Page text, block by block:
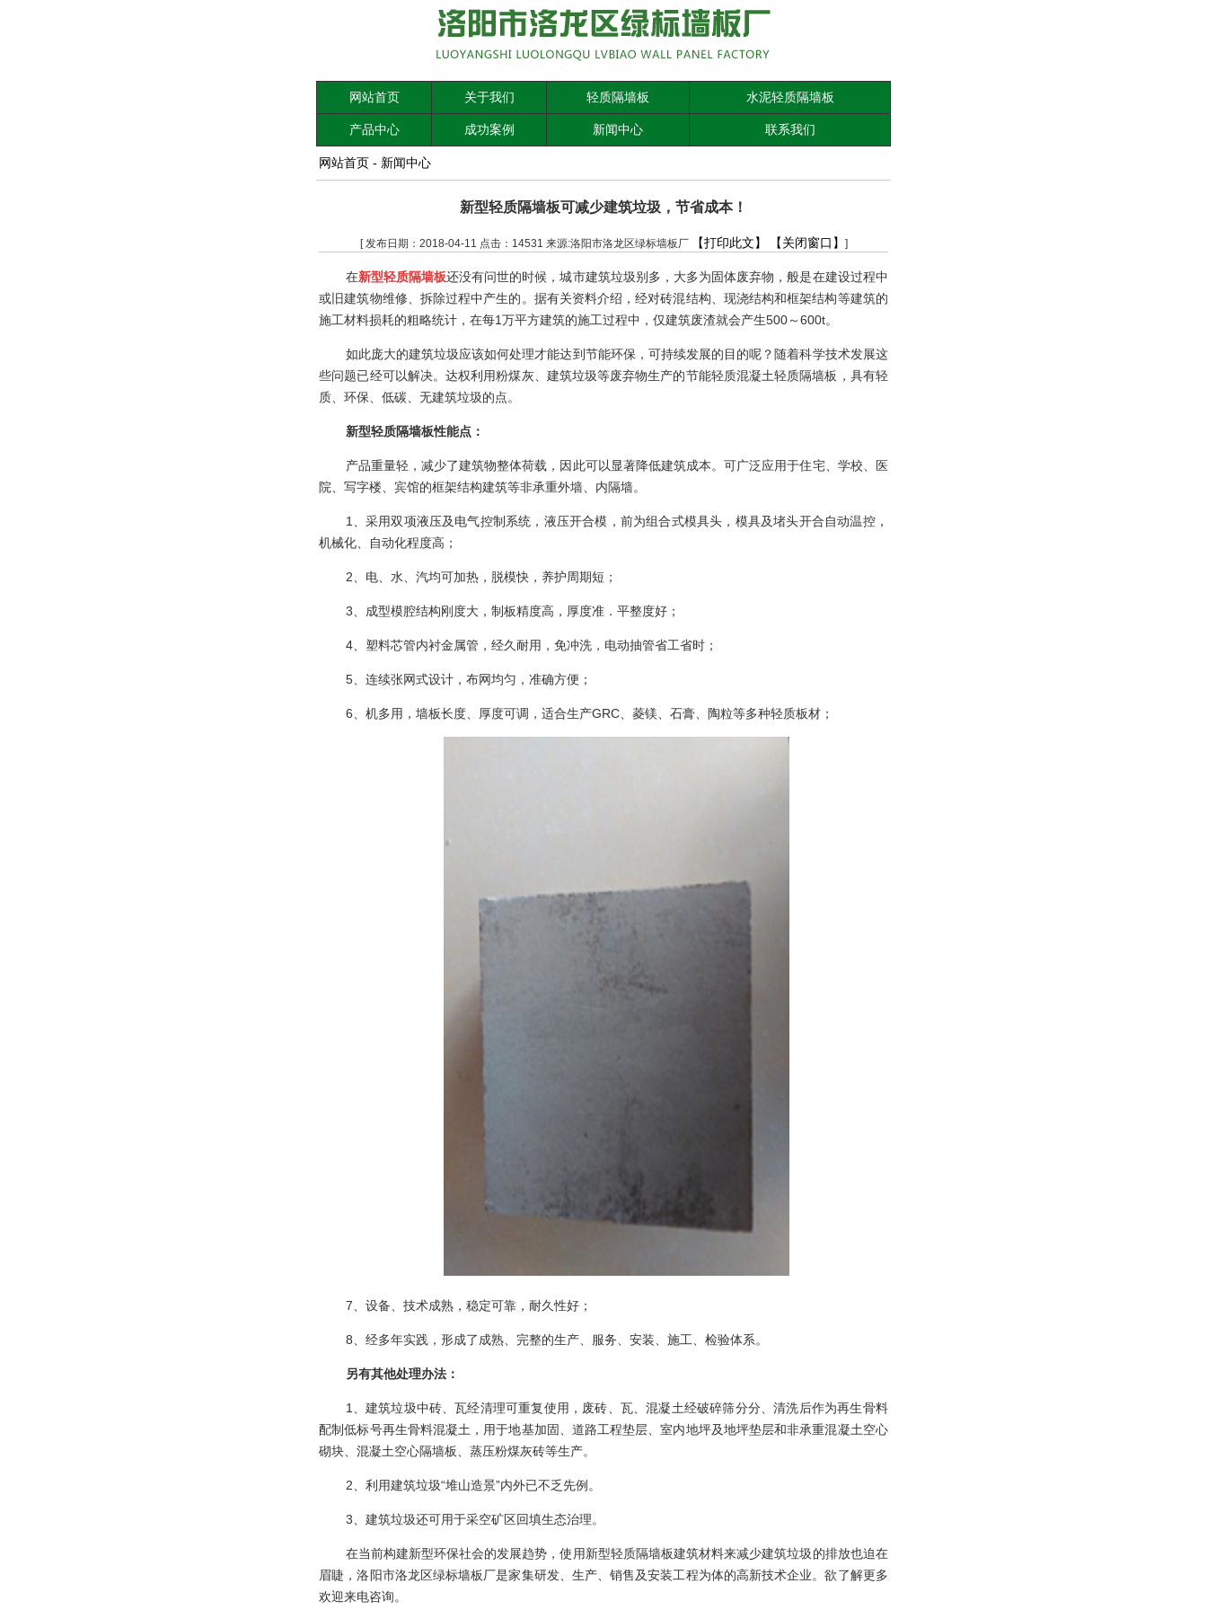
网站首页 关于我们 轻质隔墙板 水泥轻质隔墙板
产品中心 成功案例 新闻中心 联系我们
网站首页 - 新闻中心
新型轻质隔墙板可减少建筑垃圾，节省成本！
[ 发布日期：2018-04-11 点击：14531 来源:洛阳市洛龙区绿标墙板厂 【打印此文】 【关闭窗口】 ]
在新型轻质隔墙板还没有问世的时候，城市建筑垃圾别多，大多为固体废弃物，般是在建设过程中
或旧建筑物维修、拆除过程中产生的。据有关资料介绍，经对砖混结构、现浇结构和框架结构等建筑的
施工材料损耗的粗略统计，在每1万平方建筑的施工过程中，仅建筑废渣就会产生500～600t。
如此庞大的建筑垃圾应该如何处理才能达到节能环保，可持续发展的目的呢？随着科学技术发展这
些问题已经可以解决。达权利用粉煤灰、建筑垃圾等废弃物生产的节能轻质混凝土轻质隔墙板，具有轻
质、环保、低碳、无建筑垃圾的点。
新型轻质隔墙板性能点：
产品重量轻，减少了建筑物整体荷载，因此可以显著降低建筑成本。可广泛应用于住宅、学校、医
院、写字楼、宾馆的框架结构建筑等非承重外墙、内隔墙。
1
、采用双项液压及电气控制系统，液压开合模，前为组合式模具头，模具及堵头开合自动温控，
机械化、自动化程度高；
2 、电、水、汽均可加热，脱模快，养护周期短；
3 、成型模腔结构刚度大，制板精度高，厚度准．平整度好；
4、塑料芯管内衬金属管，经久耐用，免冲洗，电动抽管省工省时；
5、连续张网式设计，布网均匀，准确方便；
6 、机多用，墙板长度、厚度可调，适合生产GRC、菱镁、石膏、陶粒等多种轻质板材；
7 、设备、技术成熟，稳定可靠，耐久性好；
8 、经多年实践，形成了成熟、完整的生产、服务、安装、施工、检验体系。
另有其他处理办法：
1
、建筑垃圾中砖、瓦经清理可重复使用，废砖、瓦、混凝土经破碎筛分分、清洗后作为再生骨料
配制低标号再生骨料混凝土，用于地基加固、道路工程垫层、室内地坪及地坪垫层和非承重混凝土空心
砌块、混凝土空心隔墙板、蒸压粉煤灰砖等生产。
2 、利用建筑垃圾“堆山造景”内外已不乏先例。
3 、建筑垃圾还可用于采空矿区回填生态治理。
在当前构建新型环保社会的发展趋势，使用新型轻质隔墙板建筑材料来减少建筑垃圾的排放也迫在
眉睫，洛阳市洛龙区绿标墙板厂是家集研发、生产、销售及安装工程为体的高新技术企业。欲了解更多
欢迎来电咨询。